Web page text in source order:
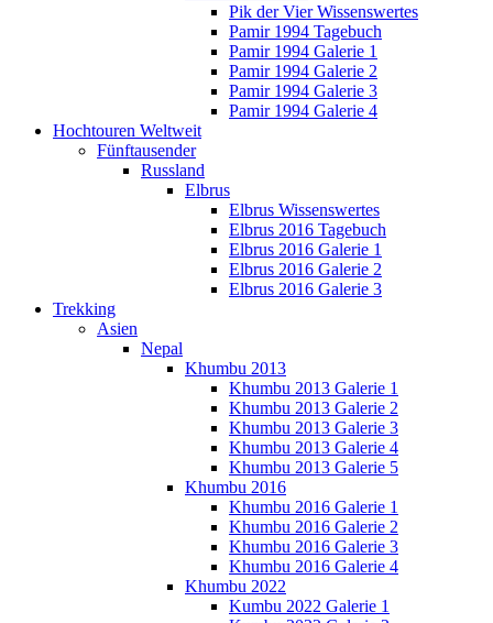
Pik der Vier Wissenswertes
Pamir 1994 Tagebuch
Pamir 1994 Galerie 1
Pamir 1994 Galerie 2
Pamir 1994 Galerie 3
Pamir 1994 Galerie 4
Hochtouren Weltweit
Fünftausender
Russland
Elbrus
Elbrus Wissenswertes
Elbrus 2016 Tagebuch
Elbrus 2016 Galerie 1
Elbrus 2016 Galerie 2
Elbrus 2016 Galerie 3
Trekking
Asien
Nepal
Khumbu 2013
Khumbu 2013 Galerie 1
Khumbu 2013 Galerie 2
Khumbu 2013 Galerie 3
Khumbu 2013 Galerie 4
Khumbu 2013 Galerie 5
Khumbu 2016
Khumbu 2016 Galerie 1
Khumbu 2016 Galerie 2
Khumbu 2016 Galerie 3
Khumbu 2016 Galerie 4
Khumbu 2022
Kumbu 2022 Galerie 1